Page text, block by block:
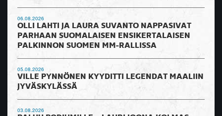
06.08.2026
OLLI LAHTI JA LAURA SUVANTO NAPPASIVAT
PARHAAN SUOMALAISEN ENSIKERTALAISEN
PALKINNON SUOMEN MM-RALLISSA
05.08.2026
VILLE PYNNÖNEN KYYDITTI LEGENDAT MAALIIN
JYVÄSKYLÄSSÄ
03.08.2026